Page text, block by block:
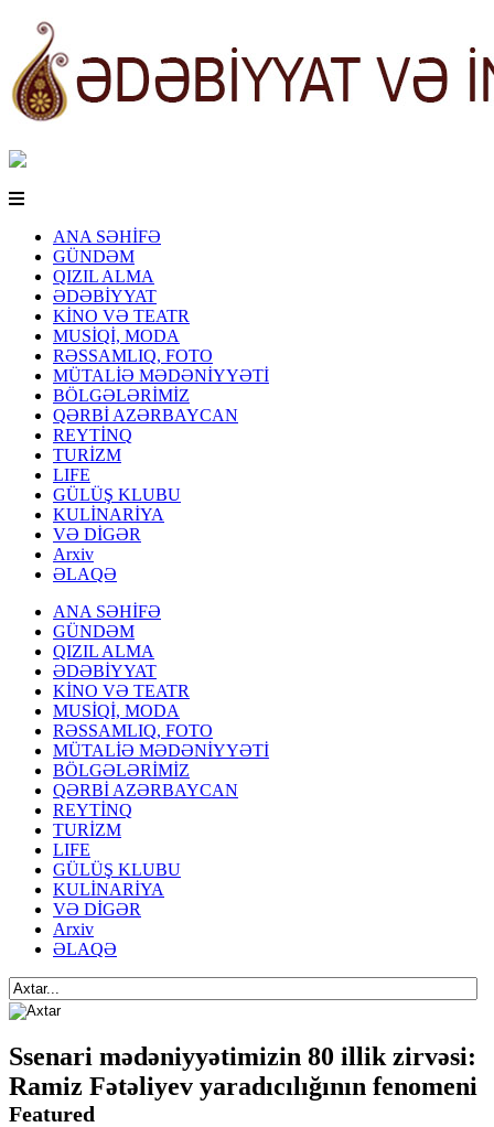
ANA SƏHİFƏ
GÜNDƏM
QIZIL ALMA
ƏDƏBİYYAT
KİNO VƏ TEATR
MUSİQİ, MODA
RƏSSAMLIQ, FOTO
MÜTALİƏ MƏDƏNİYYƏTİ
BÖLGƏLƏRİMİZ
QƏRBİ AZƏRBAYCAN
REYTİNQ
TURİZM
LIFE
GÜLÜŞ KLUBU
KULİNARİYA
VƏ DİGƏR
Arxiv
ƏLAQƏ
ANA SƏHİFƏ
GÜNDƏM
QIZIL ALMA
ƏDƏBİYYAT
KİNO VƏ TEATR
MUSİQİ, MODA
RƏSSAMLIQ, FOTO
MÜTALİƏ MƏDƏNİYYƏTİ
BÖLGƏLƏRİMİZ
QƏRBİ AZƏRBAYCAN
REYTİNQ
TURİZM
LIFE
GÜLÜŞ KLUBU
KULİNARİYA
VƏ DİGƏR
Arxiv
ƏLAQƏ
Ssenari mədəniyyətimizin 80 illik zirvəsi:
Ramiz Fətəliyev yaradıcılığının fenomeni
Featured